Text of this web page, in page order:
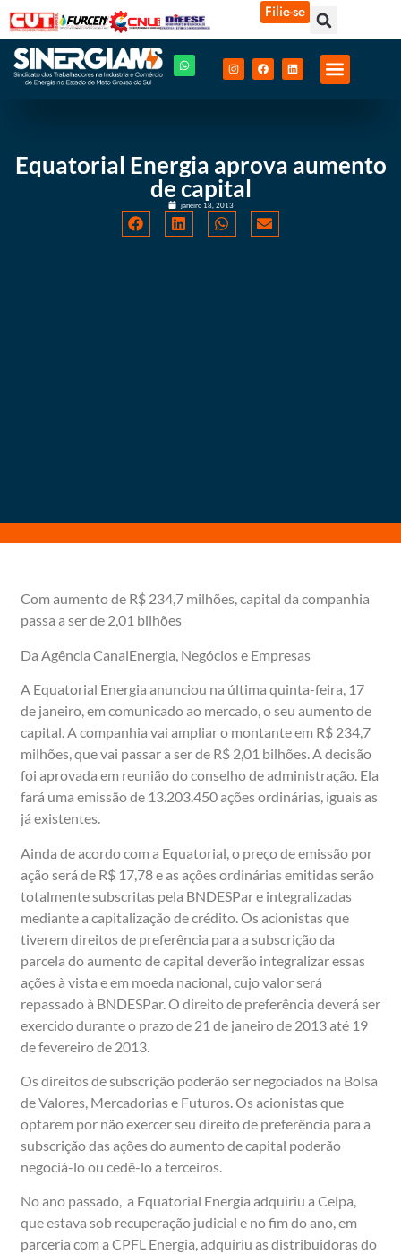
Filie-se
Equatorial Energia aprova aumento
de capital
janeiro 18, 2013
Com aumento de R$ 234,7 milhões, capital da companhia
passa a ser de 2,01 bilhões
Da Agência CanalEnergia, Negócios e Empresas
A Equatorial Energia anunciou na última quinta-feira, 17
de janeiro, em comunicado ao mercado, o seu aumento de
capital. A companhia vai ampliar o montante em R$ 234,7
milhões, que vai passar a ser de R$ 2,01 bilhões. A decisão
foi aprovada em reunião do conselho de administração. Ela
fará uma emissão de 13.203.450 ações ordinárias, iguais as
já existentes.
Ainda de acordo com a Equatorial, o preço de emissão por
ação será de R$ 17,78 e as ações ordinárias emitidas serão
totalmente subscritas pela BNDESPar e integralizadas
mediante a capitalização de crédito. Os acionistas que
tiverem direitos de preferência para a subscrição da
parcela do aumento de capital deverão integralizar essas
ações à vista e em moeda nacional, cujo valor será
repassado à BNDESPar. O direito de preferência deverá ser
exercido durante o prazo de 21 de janeiro de 2013 até 19
de fevereiro de 2013.
Os direitos de subscrição poderão ser negociados na Bolsa
de Valores, Mercadorias e Futuros. Os acionistas que
optarem por não exercer seu direito de preferência para a
subscrição das ações do aumento de capital poderão
negociá-lo ou cedê-lo a terceiros.
No ano passado, a Equatorial Energia adquiriu a Celpa,
que estava sob recuperação judicial e no fim do ano, em
parceria com a CPFL Energia, adquiriu as distribuidoras do